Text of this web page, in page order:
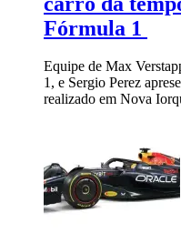
Fórmula 1
Equipe de Max
1, e Sergio Perez
realizado em Nova